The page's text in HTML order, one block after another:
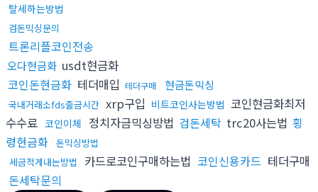
탈세하는방법
검돈믹싱문의
트론리플코인전송
오다현금화 usdt현금화
코인돈현금화 테더매입 테더구매 현금돈믹싱
국내거래소fds출금시간 xrp구입 비트코인사는방법 코인현금화최저
수수료 코인이체 정치자금믹싱방법 검돈세탁 trc20사는법 횡
령현금화 돈믹싱방법
세금적게내는방법
카드로코인구매하는법 코인신용카드 테더구매
돈세탁문의